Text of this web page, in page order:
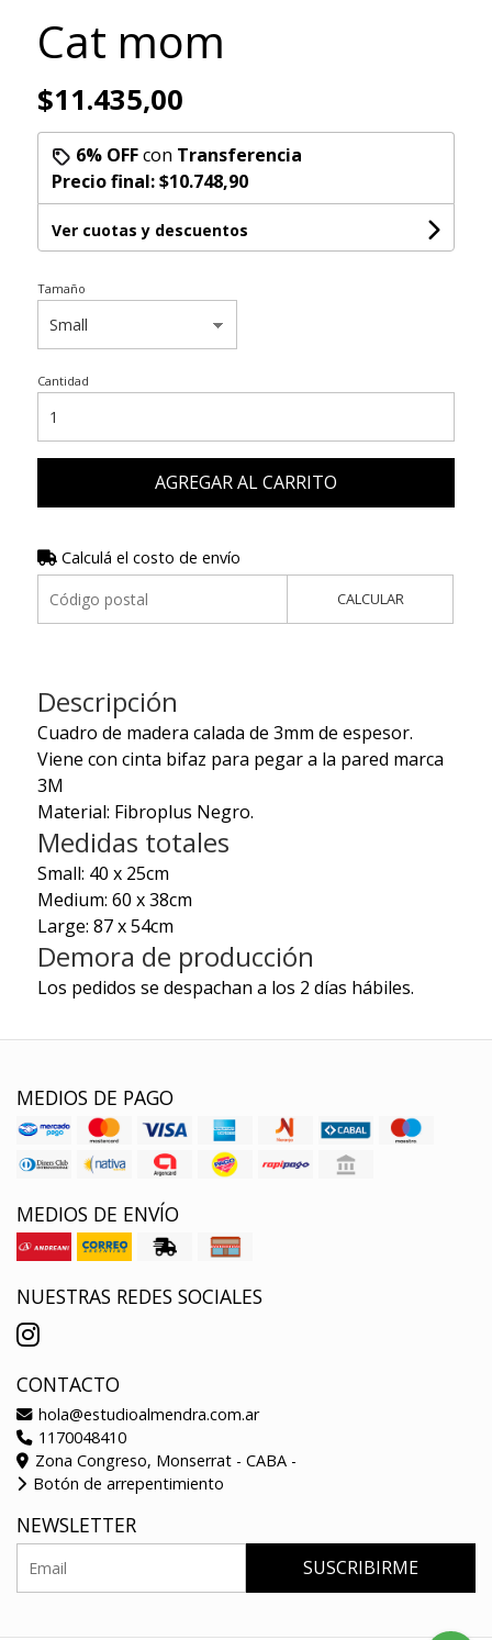
Cat mom
$11.435,00
6% OFFcon Transferencia
Precio final:$10.748,90
Ver cuotas y descuentos
Tamaño
Cantidad
AGREGAR AL CARRITO
Calculá el costo de envío
CALCULAR
Descripción
Cuadro de madera calada de 3mm de espesor.
Viene con cinta bifaz para pegar a la pared marca
3M
Material: Fibroplus Negro.
Medidas totales
Small: 40 x 25cm
Medium: 60 x 38cm
Large: 87 x 54cm
Demora de producción
Los pedidos se despachan a los 2 días hábiles.
MEDIOS DE PAGO
MEDIOS DE ENVÍO
NUESTRAS REDES SOCIALES
CONTACTO
hola@estudioalmendra.com.ar
1170048410
Zona Congreso, Monserrat - CABA -
Botón de arrepentimiento
NEWSLETTER
SUSCRIBIRME